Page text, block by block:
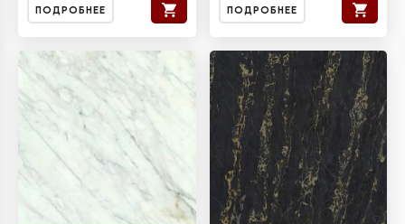
ПОДРОБНЕЕ ПОДРОБНЕЕ